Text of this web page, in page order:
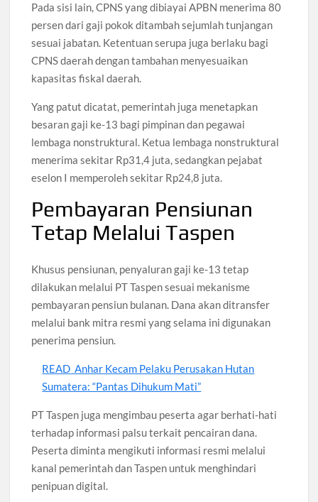
Pada sisi lain, CPNS yang dibiayai APBN menerima 80
persen dari gaji pokok ditambah sejumlah tunjangan
sesuai jabatan. Ketentuan serupa juga berlaku bagi
CPNS daerah dengan tambahan menyesuaikan
kapasitas fiskal daerah.
Yang patut dicatat, pemerintah juga menetapkan
besaran gaji ke-13 bagi pimpinan dan pegawai
lembaga nonstruktural. Ketua lembaga nonstruktural
menerima sekitar Rp31,4 juta, sedangkan pejabat
eselon I memperoleh sekitar Rp24,8 juta.
Pembayaran Pensiunan
Tetap Melalui Taspen
Khusus pensiunan, penyaluran gaji ke-13 tetap
dilakukan melalui PT Taspen sesuai mekanisme
pembayaran pensiun bulanan. Dana akan ditransfer
melalui bank mitra resmi yang selama ini digunakan
penerima pensiun.
READ Anhar Kecam Pelaku Perusakan Hutan
Sumatera: “Pantas Dihukum Mati”
PT Taspen juga mengimbau peserta agar berhati-hati
terhadap informasi palsu terkait pencairan dana.
Peserta diminta mengikuti informasi resmi melalui
kanal pemerintah dan Taspen untuk menghindari
penipuan digital.